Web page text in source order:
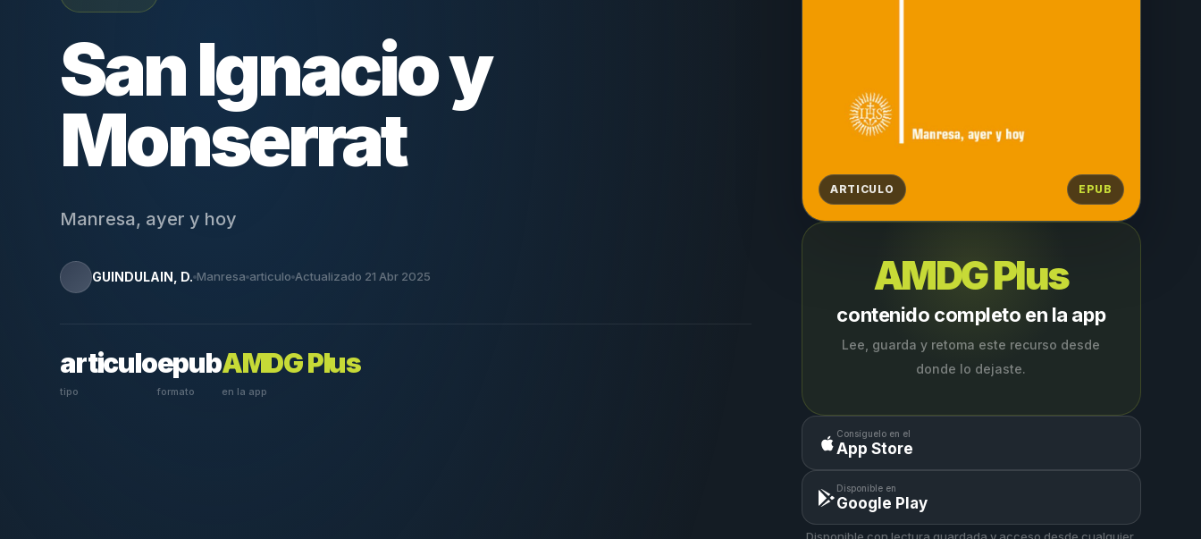
San Ignacio y
Monserrat
Manresa, ayer y hoy
GUINDULAIN, D. Manresa articulo Actualizado 21 Abr 2025
articulo
tipo
epub
formato
AMDG Plus
en la app
ARTICULO EPUB
AMDG Plus
contenido completo en la app
Lee, guarda y retoma este recurso desde
donde lo dejaste.
Consíguelo en el
App Store
Disponible en
Google Play